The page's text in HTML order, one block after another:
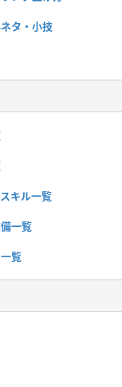
タ・小技
キル一覧
一覧
覧